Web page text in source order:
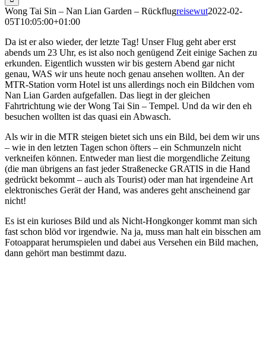
Wong Tai Sin – Nan Lian Garden – Rückflugreisewut2022-02-
05T10:05:00+01:00
Da ist er also wieder, der letzte Tag! Unser Flug geht aber erst
abends um 23 Uhr, es ist also noch genügend Zeit einige Sachen zu
erkunden. Eigentlich wussten wir bis gestern Abend gar nicht
genau, WAS wir uns heute noch genau ansehen wollten. An der
MTR-Station vorm Hotel ist uns allerdings noch ein Bildchen vom
Nan Lian Garden aufgefallen. Das liegt in der gleichen
Fahrtrichtung wie der Wong Tai Sin – Tempel. Und da wir den eh
besuchen wollten ist das quasi ein Abwasch.
Als wir in die MTR steigen bietet sich uns ein Bild, bei dem wir uns
– wie in den letzten Tagen schon öfters – ein Schmunzeln nicht
verkneifen können. Entweder man liest die morgendliche Zeitung
(die man übrigens an fast jeder Straßenecke GRATIS in die Hand
gedrückt bekommt – auch als Tourist) oder man hat irgendeine Art
elektronisches Gerät der Hand, was anderes geht anscheinend gar
nicht!
Es ist ein kurioses Bild und als Nicht-Hongkonger kommt man sich
fast schon blöd vor irgendwie. Na ja, muss man halt ein bisschen am
Fotoapparat herumspielen und dabei aus Versehen ein Bild machen,
dann gehört man bestimmt dazu.